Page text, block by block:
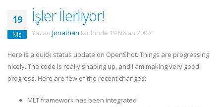
19
Nis
İşler İlerliyor!
Yazan Jonathan tarihinde 19 Nisan 2009 .
Here is a quick status update on OpenShot. Things are progressing
nicely. The code is really shaping up, and I am making very good
progress. Here are few of the recent changes:
MLT framework has been integrated